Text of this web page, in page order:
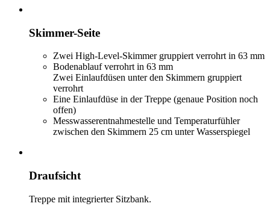
Skimmer-Seite
Zwei High-Level-Skimmer gruppiert verrohrt in 63 mm
Bodenablauf verrohrt in 63 mm
Zwei Einlaufdüsen unter den Skimmern gruppiert
verrohrt
Eine Einlaufdüse in der Treppe (genaue Position noch
offen)
Messwasserentnahmestelle und Temperaturfühler
zwischen den Skimmern 25 cm unter Wasserspiegel
Draufsicht
Treppe mit integrierter Sitzbank.